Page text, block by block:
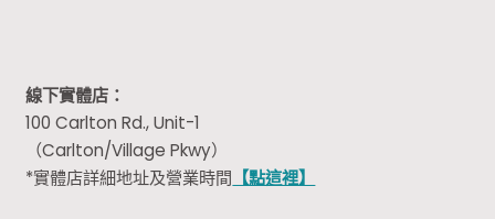
線下實體店：
100 Carlton Rd., Unit-1
（Carlton/Village Pkwy）
*實體店詳細地址及營業時間 【點這裡】